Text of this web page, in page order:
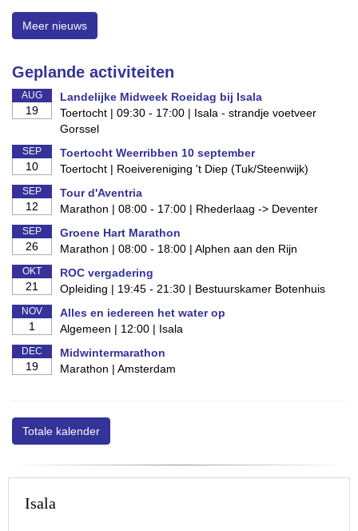
Meer nieuws
Geplande activiteiten
AUG
19
Landelijke Midweek Roeidag bij Isala
Toertocht | 09:30 - 17:00 | Isala - strandje voetveer
Gorssel
SEP
10
Toertocht Weerribben 10 september
Toertocht | Roeivereniging 't Diep (Tuk/Steenwijk)
SEP
12
Tour d'Aventria
Marathon | 08:00 - 17:00 | Rhederlaag -> Deventer
SEP
26
Groene Hart Marathon
Marathon | 08:00 - 18:00 | Alphen aan den Rijn
OKT
21
ROC vergadering
Opleiding | 19:45 - 21:30 | Bestuurskamer Botenhuis
NOV
1
Alles en iedereen het water op
Algemeen | 12:00 | Isala
DEC
19
Midwintermarathon
Marathon | Amsterdam
Totale kalender
Isala